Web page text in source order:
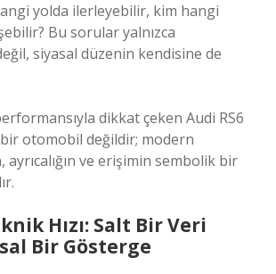
yolda ilerleyebilir, kim hangi
Bu sorular yalnızca
siyasal düzenin kendisine de
dikkat çeken Audi RS6
bir otomobil değildir; modern
ayrıcalığın ve erişimin sembolik bir
Hızı: Salt Bir Veri
Bir Gösterge